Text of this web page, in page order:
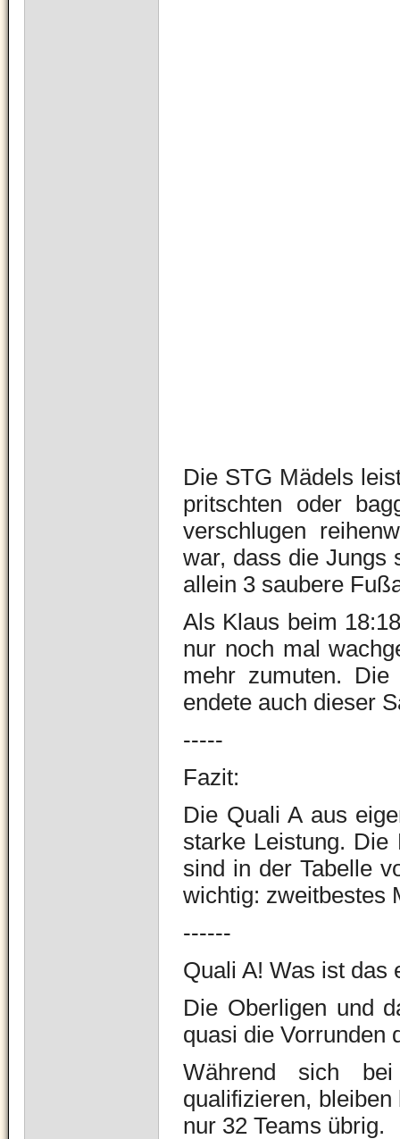
Die STG Mädels
pritschten oder
verschlugen
war, dass die Jungs
allein 3 saubere
Als Klaus beim
nur noch mal
mehr zumuten.
endete auch dieser
-----
Fazit:
Die Quali A aus
starke Leistung. Die
sind in der Tabelle
wichtig: zweitbestes
------
Quali A! Was ist das
Die Oberligen und
quasi die Vorrunden
Während sich
qualifizieren,
nur 32 Teams übrig.